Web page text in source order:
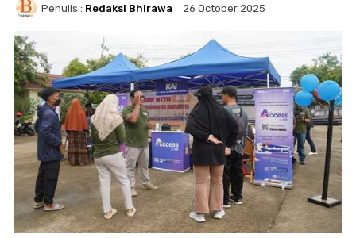
Penulis : Redaksi Bhirawa 26 October 2025